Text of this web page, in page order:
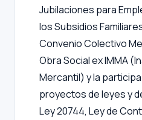
Jubilaciones para
los Subsidios
Convenio Colectivo
Obra Social ex IMMA
Mercantil) y la
proyectos de leyes y
Ley 20744, Ley de